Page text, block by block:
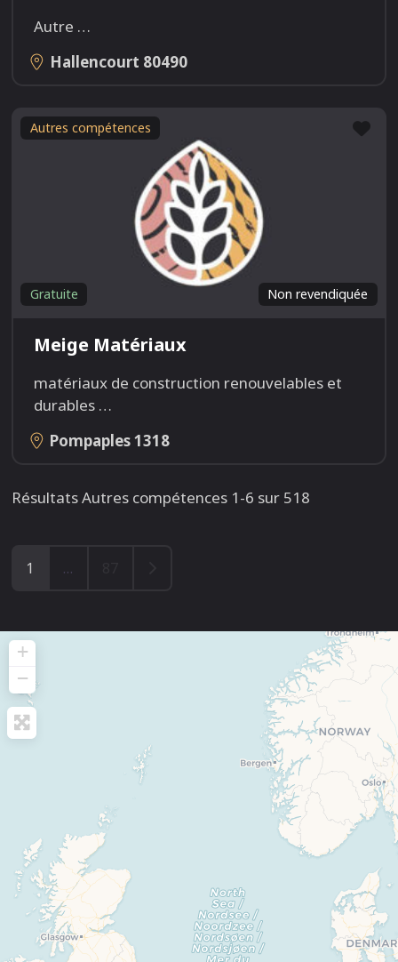
Autre …
Hallencourt 80490
Autres compétences
Non revendiquée
Gratuite
Meige Matériaux
matériaux de construction renouvelables et
durables …
Pompaples1318
Résultats Autres compétences 1-6 sur 518
1 …
+
−